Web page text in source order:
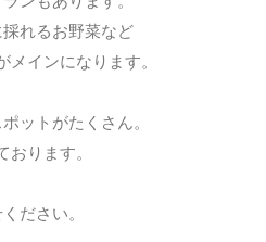
れるお野菜など
インになります。
ットがたくさん。
おります。
ださい。